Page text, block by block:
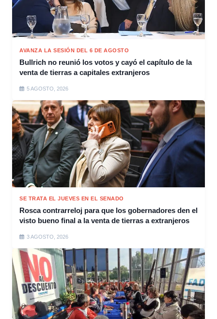
AVANZA LA SESIÓN DEL 6 DE AGOSTO
Bullrich no reunió los votos y cayó el capítulo de la
venta de tierras a capitales extranjeros
5 AGOSTO, 2026
SE TRATA EL JUEVES EN EL SENADO
Rosca contrarreloj para que los gobernadores den el
visto bueno final a la venta de tierras a extranjeros
3 AGOSTO, 2026